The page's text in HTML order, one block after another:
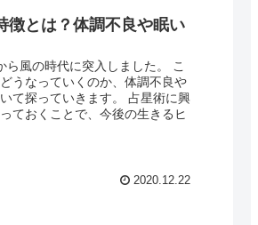
徴とは？体調不良や眠い
風の時代に突入しました。 こ
うなっていくのか、体調不良や
て探っていきます。 占星術に興
ておくことで、今後の生きるヒ
2020.12.22